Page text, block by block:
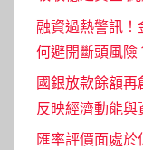
融資過熱警訊！
何避開斷頭風險
國銀放款餘額
反映經濟動能與
匯率評價面處